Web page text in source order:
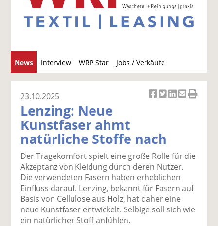
News Interview WRP Star Jobs / Verkäufe
u
c
el
a
uf
F
ac
e
b
o
el
t
wi
tt
er
n
uf
Li
n
k
e
di
er
E
m
ai
l
v
ru
n
23.10.2025
Lenzing: Neue
Kunstfaser ahmt
natürliche Stoffe nach
Der Tragekomfort spielt eine große Rolle für die
Akzeptanz von Kleidung durch deren Nutzer.
Die verwendeten Fasern haben erheblichen
Einfluss darauf. Lenzing, bekannt für Fasern auf
Basis von Cellulose aus Holz, hat daher eine
neue Kunstfaser entwickelt. Selbige soll sich wie
ein natürlicher Stoff anfühlen.